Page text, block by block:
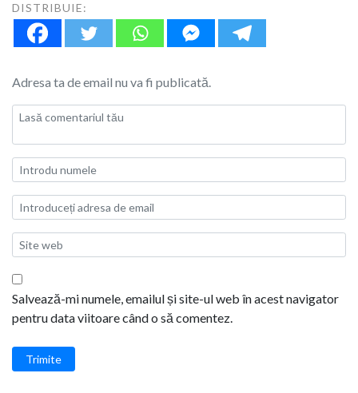
DISTRIBUIE:
Adresa ta de email nu va fi publicată.
Salvează-mi numele, emailul și site-ul web în acest navigator
pentru data viitoare când o să comentez.
Trimite